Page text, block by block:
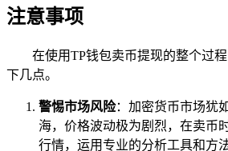
注意事项
在使用TP钱包卖币提现的整个过
下几点。
警惕市场风险：加密货币市场犹
海，价格波动极为剧烈，在卖币
行情，运用专业的分析工具和方